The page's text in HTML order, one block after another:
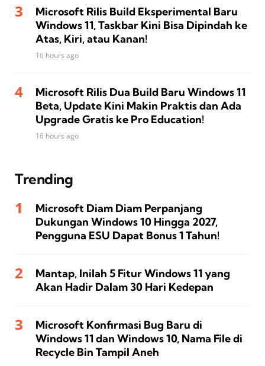
Microsoft Rilis Build Eksperimental Baru
Windows 11, Taskbar Kini Bisa Dipindah ke
Atas, Kiri, atau Kanan!
16 hours ago
Microsoft Rilis Dua Build Baru Windows 11
Beta, Update Kini Makin Praktis dan Ada
Upgrade Gratis ke Pro Education!
16 hours ago
Trending
Microsoft Diam Diam Perpanjang
Dukungan Windows 10 Hingga 2027,
Pengguna ESU Dapat Bonus 1 Tahun!
Mantap, Inilah 5 Fitur Windows 11 yang
Akan Hadir Dalam 30 Hari Kedepan
Microsoft Konfirmasi Bug Baru di
Windows 11 dan Windows 10, Nama File di
Recycle Bin Tampil Aneh